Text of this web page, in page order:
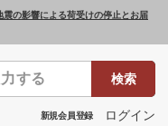
震の影響による荷受けの停止とお届
検索
新規会員登録 ログイン